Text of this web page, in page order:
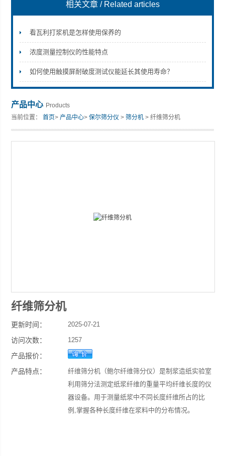
山东安尼麦特仪器有限公司
相关文章 / Related articles
看瓦利打浆机是怎样使用保养的
浓度测量控制仪的性能特点
如何使用触摸屏耐破度测试仪能延长其使用寿命？
产品中心 Products
当前位置：首页>产品中心>保尔筛分仪 >筛分机 > 纤维筛分机
纤维筛分机
更新时间： 2025-07-21
访问次数： 1257
产品报价：
产品特点：
纤维筛分机（鲍尔纤维筛分仪）是制浆造纸实验室
利用筛分法测定纸浆纤维的重量平均纤维长度的仪
器设备。用于测量纸浆中不同长度纤维所占的比
例,掌握各种长度纤维在浆料中的分布情况。